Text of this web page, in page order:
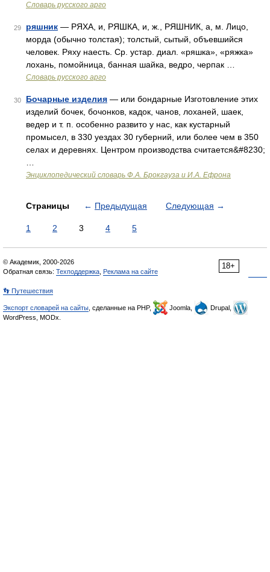
Словарь русского арго
29 ряшник — РЯХА, и, РЯШКА, и, ж., РЯШНИК, а, м. Лицо,
морда (обычно толстая); толстый, сытый, объевшийся
человек. Ряху наесть. Ср. устар. диал. «ряшка», «ряжка»
лохань, помойница, банная шайка, ведро, черпак …
Словарь русского арго
30 Бочарные изделия — или бондарные Изготовление этих
изделий бочек, бочонков, кадок, чанов, лоханей, шаек,
ведер и т. п. особенно развито у нас, как кустарный
промысел, в 330 уездах 30 губерний, или более чем в 350
селах и деревнях. Центром производства считается&#8230;
Энциклопедический словарь Ф.А. Брокгауза и И.А. Ефрона
Страницы ← Предыдущая Следующая →
1 2 3 4 5
18+
© Академик, 2000-2026
Обратная связь: Техподдержка Реклама на сайте
👣 Путешествия
Экспорт словарей на сайты , сделанные на PHP, Joomla,
Drupal,
WordPress, MODx.